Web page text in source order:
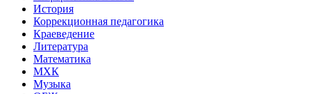
История
Коррекционная педагогика
Краеведение
Литература
Математика
МХК
Музыка